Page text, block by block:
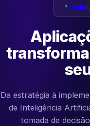
Da estratégia à
de Inteligência
tomada de